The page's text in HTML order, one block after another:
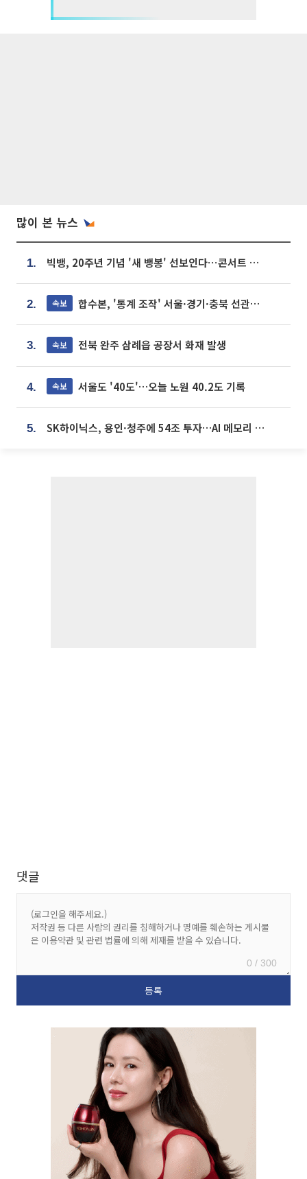
많이 본 뉴스
1. 빅뱅, 20주년 기념 '새 뱅봉' 선보인다⋯콘서트 앞두고 팝업 개최
2. 속보 합수본, '통계 조작' 서울·경기·충북 선관위 등 추가 압수수색
3. 속보 전북 완주 삼례읍 공장서 화재 발생
4. 속보 서울도 '40도'…오늘 노원 40.2도 기록
5. SK하이닉스, 용인·청주에 54조 투자…AI 메모리 생산기지 키운다
댓글
0 / 300